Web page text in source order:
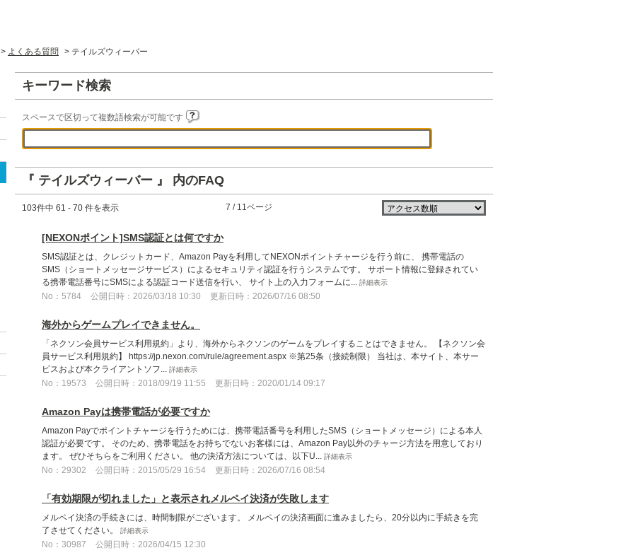
> よくある質問 > テイルズウィーバー
キーワード検索
スペースで区切って複数語検索が可能です
『 テイルズウィーバー 』 内のFAQ
103件中 61 - 70 件を表示 7 / 11ページ
[NEXONポイント]SMS認証とは何ですか
SMS認証とは、クレジットカード、Amazon Payを利用してNEXONポイントチャージを行う前に、 携帯電話の
SMS（ショートメッセージサービス）によるセキュリティ認証を行うシステムです。 サポート情報に登録されてい
る携帯電話番号にSMSによる認証コード送信を行い、 サイト上の入力フォームに... 詳細表示
No：5784 公開日時：2026/03/18 10:30 更新日時：2026/07/16 08:50
海外からゲームプレイできません。
「ネクソン会員サービス利用規約」より、海外からネクソンのゲームをプレイすることはできません。 【ネクソン会
員サービス利用規約】 https://jp.nexon.com/rule/agreement.aspx ※第25条（接続制限） 当社は、本サイト、本サー
ビスおよび本クライアントソフ... 詳細表示
No：19573 公開日時：2018/09/19 11:55 更新日時：2020/01/14 09:17
Amazon Payは携帯電話が必要ですか
Amazon Payでポイントチャージを行うためには、携帯電話番号を利用したSMS（ショートメッセージ）による本人
認証が必要です。 そのため、携帯電話をお持ちでないお客様には、Amazon Pay以外のチャージ方法を用意しており
ます。 ぜひそちらをご利用ください。 他の決済方法については、以下U... 詳細表示
No：29302 公開日時：2015/05/29 16:54 更新日時：2026/07/16 08:54
「有効期限が切れました」と表示されメルペイ決済が失敗します
メルペイ決済の手続きには、時間制限がございます。 メルペイの決済画面に進みましたら、20分以内に手続きを完
了させてください。
詳細表示
No：30987 公開日時：2026/04/15 12:30